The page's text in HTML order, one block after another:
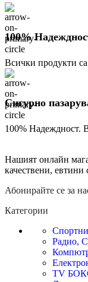
100%
Всички продукти
Сигурно
100% Надеждност.
Нашият онлайн
качествени,
Абонирайте се за
Категории
Радио,
TV